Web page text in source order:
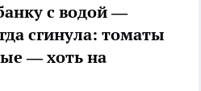
с водой —
сгинула: томаты
— хоть на